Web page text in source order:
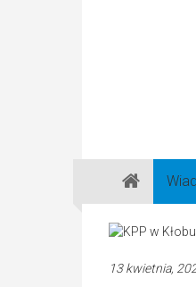
Gazeta
Częstochowa,
Lubliniec,
13 kwietnia,